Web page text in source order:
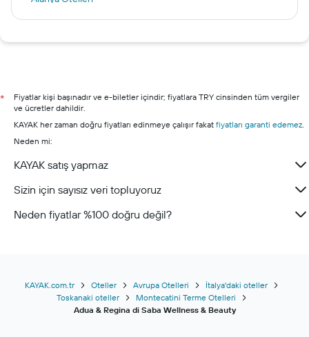
Bodrum otelleri
Nevşehir otelleri
Eskişehir otelleri
*
Fiyatlar kişi başınadır ve e-biletler içindir; fiyatlara TRY cinsinden tüm vergiler
ve ücretler dahildir.
KAYAK her zaman doğru fiyatları edinmeye çalışır fakat fiyatları garanti edemez.
Neden mi:
KAYAK satış yapmaz
Sizin için sayısız veri topluyoruz
Neden fiyatlar %100 doğru değil?
KAYAK.com.tr Oteller Avrupa Otelleri
İtalya'daki oteller
Toskanaki oteller
Montecatini Terme Otelleri
Adua & Regina di Saba Wellness & Beauty